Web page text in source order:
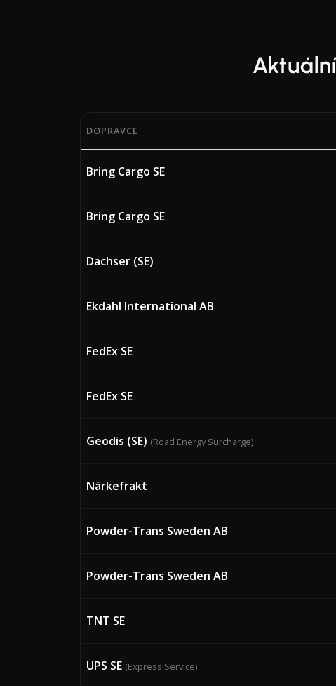
Aktuální procentuální hodnoty BAF (Bunker
DOPRAVCE
Bring Cargo SE
Bring Cargo SE
Dachser (SE)
Ekdahl International AB
FedEx SE
FedEx SE
Geodis (SE) (Road Energy Surcharge)
Närkefrakt
Powder-Trans Sweden AB
Powder-Trans Sweden AB
TNT SE
UPS SE (Express Service)